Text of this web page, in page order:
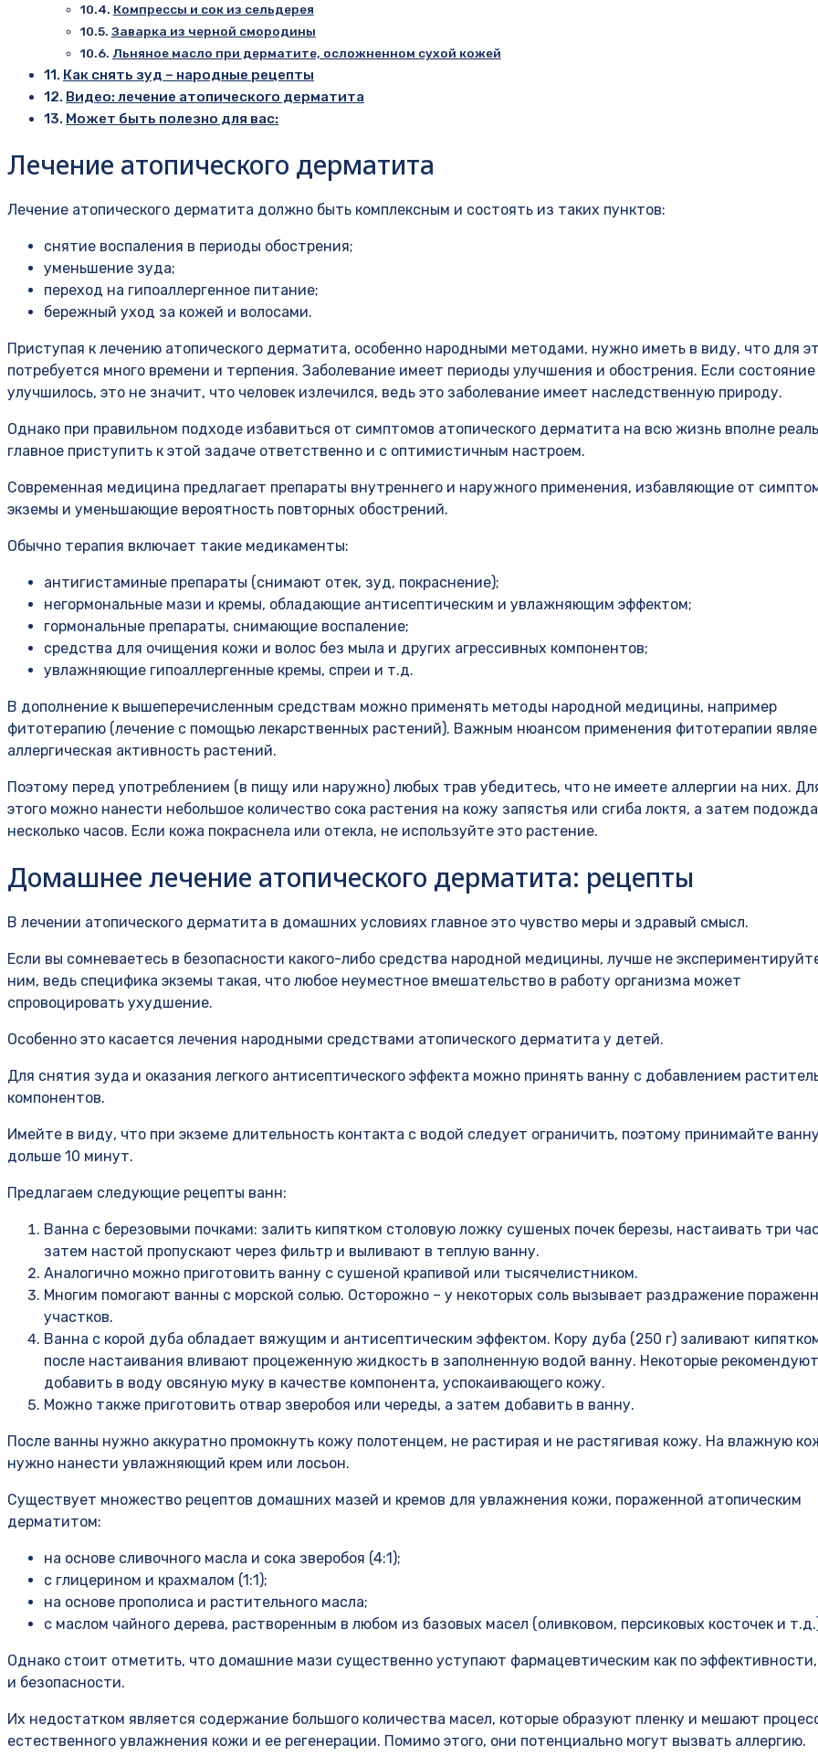
Компрессы и сок из сельдерея
Заварка из черной смородины
Льняное масло при дерматите, осложненном сухой кожей
Как снять зуд – народные рецепты
Видео: лечение атопического дерматита
Может быть полезно для вас:
Лечение атопического дерматита
Лечение атопического дерматита должно быть комплексным и состоять из таких пунктов:
снятие воспаления в периоды обострения;
уменьшение зуда;
переход на гипоаллергенное питание;
бережный уход за кожей и волосами.
Приступая к лечению атопического дерматита, особенно народными методами, нужно иметь в виду, что для
потребуется много времени и терпения. Заболевание имеет периоды улучшения и обострения. Если состояние
улучшилось, это не значит, что человек излечился, ведь это заболевание имеет наследственную природу.
Однако при правильном подходе избавиться от симптомов атопического дерматита на всю жизнь вполне
главное приступить к этой задаче ответственно и с оптимистичным настроем.
Современная медицина предлагает препараты внутреннего и наружного применения, избавляющие от
экземы и уменьшающие вероятность повторных обострений.
Обычно терапия включает такие медикаменты:
антигистаминые препараты (снимают отек, зуд, покраснение);
негормональные мази и кремы, обладающие антисептическим и увлажняющим эффектом;
гормональные препараты, снимающие воспаление;
средства для очищения кожи и волос без мыла и других агрессивных компонентов;
увлажняющие гипоаллергенные кремы, спреи и т.д.
В дополнение к вышеперечисленным средствам можно применять методы народной медицины, например
фитотерапию (лечение с помощью лекарственных растений). Важным нюансом применения фитотерапии
аллергическая активность растений.
Поэтому перед употреблением (в пищу или наружно) любых трав убедитесь, что не имеете аллергии на них.
этого можно нанести небольшое количество сока растения на кожу запястья или сгиба локтя, а затем
несколько часов. Если кожа покраснела или отекла, не используйте это растение.
Домашнее лечение атопического дерматита: рецепты
В лечении атопического дерматита в домашних условиях главное это чувство меры и здравый смысл.
Если вы сомневаетесь в безопасности какого-либо средства народной медицины, лучше не
ним, ведь специфика экземы такая, что любое неуместное вмешательство в работу организма может
спровоцировать ухудшение.
Особенно это касается лечения народными средствами атопического дерматита у детей.
Для снятия зуда и оказания легкого антисептического эффекта можно принять ванну с добавлением
компонентов.
Имейте в виду, что при экземе длительность контакта с водой следует ограничить, поэтому принимайте
дольше 10 минут.
Предлагаем следующие рецепты ванн:
Ванна с березовыми почками: залить кипятком столовую ложку сушеных почек березы, настаивать три
затем настой пропускают через фильтр и выливают в теплую ванну.
Аналогично можно приготовить ванну с сушеной крапивой или тысячелистником.
Многим помогают ванны с морской солью. Осторожно – у некоторых соль вызывает раздражение
участков.
Ванна с корой дуба обладает вяжущим и антисептическим эффектом. Кору дуба (250 г) заливают
после настаивания вливают процеженную жидкость в заполненную водой ванну. Некоторые рекомендуют
добавить в воду овсяную муку в качестве компонента, успокаивающего кожу.
Можно также приготовить отвар зверобоя или череды, а затем добавить в ванну.
После ванны нужно аккуратно промокнуть кожу полотенцем, не растирая и не растягивая кожу. На влажную
нужно нанести увлажняющий крем или лосьон.
Существует множество рецептов домашних мазей и кремов для увлажнения кожи, пораженной атопическим
дерматитом:
на основе сливочного масла и сока зверобоя (4:1);
с глицерином и крахмалом (1:1);
на основе прополиса и растительного масла;
с маслом чайного дерева, растворенным в любом из базовых масел (оливковом, персиковых косточек и
Однако стоит отметить, что домашние мази существенно уступают фармацевтическим как по
и безопасности.
Их недостатком является содержание большого количества масел, которые образуют пленку и мешают
естественного увлажнения кожи и ее регенерации. Помимо этого, они потенциально могут вызвать аллергию.